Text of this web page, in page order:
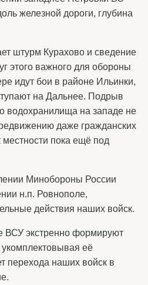
железной дороги, глубина
штурм Курахово и сведение
этого важного для обороны
идут бои в районе Ильинки,
на Дальнее. Подрыв
водохранилища на западе не
даже гражданских
местности пока ещё под
Минобороны России
н.п. Ровнополе,
действия наших войск.
ВСУ экстренно формируют
её
перехода наших войск в